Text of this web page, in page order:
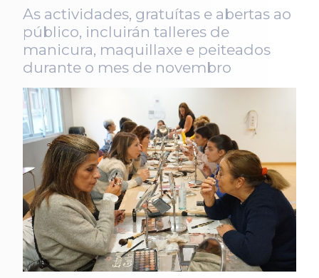
As actividades, gratuítas e abertas ao
público, incluirán talleres de
manicura, maquillaxe e peiteados
durante o mes de novembro